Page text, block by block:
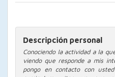
Descripción personal
Conociendo la actividad a la
viendo que responde a mis
pongo en contacto con